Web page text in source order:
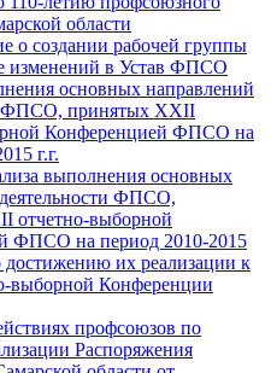
области
о создании рабочей группы
изменений в Устав ФПСО
основных направлений
ФПСО, принятых XXII
Конференцией ФПСО на
г.г.
выполнения основных
ФПСО,
отчетно-выборной
ФПСО на период 2010-2015
достижению их реализации к
выборной Конференции
профсоюзов по
Распоряжения